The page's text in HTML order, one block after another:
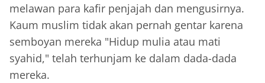
melawan para kafir penjajah dan mengusirnya.
Kaum muslim tidak akan pernah gentar karena
semboyan mereka "Hidup mulia atau mati
syahid," telah terhunjam ke dalam dada-dada
mereka.